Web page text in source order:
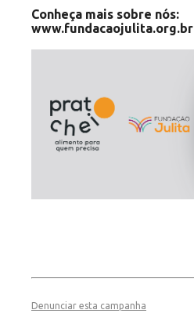
Conheça mais sobre nós:
www.fundacaojulita.org.br
Denunciar esta campanha